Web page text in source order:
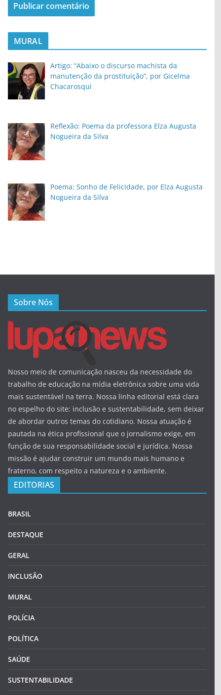
MURAL
Artigo: “Abaixo o discurso machista da
manutenção da prostituição”, por Gicelma
Chacarosqui
Reflexão: Poema da professora Elza Augusta
Nogueira da Silva
Poema: Sonho de Felicidade, por Elza Augusta
Nogueira da Silva
Sobre Nós
Nosso meio de comunicação nasceu da necessidade do
trabalho de educação na mídia eletrônica sobre uma vida
mais sustentável na terra. Nossa linha editorial está clara
no espelho do site: inclusão e sustentabilidade, sem deixar
de abordar outros temas do cotidiano. Nossa atuação é
pautada na ética profissional que o jornalismo exige, em
função de sua responsabilidade social e jurídica. Nossa
missão é ajudar construir um mundo mais humano e
fraterno, com respeito a natureza e o ambiente.
EDITORIAS
BRASIL
DESTAQUE
GERAL
INCLUSÃO
MURAL
POLÍCIA
POLÍTICA
SAÚDE
SUSTENTABILIDADE